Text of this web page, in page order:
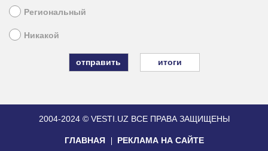
Региональный
Никакой
итоги
2004-2024 © VESTI.UZ ВСЕ ПРАВА ЗАЩИЩЕНЫ
ГЛАВНАЯ РЕКЛАМА НА САЙТЕ